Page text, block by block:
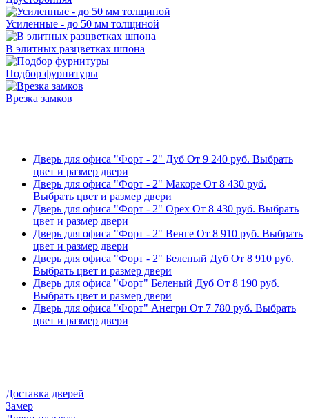
Усиленные - до 50 мм толщиной
В элитных разцветках шпона
Подбор фурнитуры
Врезка замков
Дверь для офиса "Форт - 2" Дуб От 9 240 руб. Выбрать
цвет и размер двери
Дверь для офиса "Форт - 2" Макоре От 8 430 руб.
Выбрать цвет и размер двери
Дверь для офиса "Форт - 2" Орех От 8 430 руб. Выбрать
цвет и размер двери
Дверь для офиса "Форт - 2" Венге От 8 910 руб. Выбрать
цвет и размер двери
Дверь для офиса "Форт - 2" Беленый Дуб От 8 910 руб.
Выбрать цвет и размер двери
Дверь для офиса "Форт" Беленый Дуб От 8 190 руб.
Выбрать цвет и размер двери
Дверь для офиса "Форт" Анегри От 7 780 руб. Выбрать
цвет и размер двери
Доставка дверей
Замер